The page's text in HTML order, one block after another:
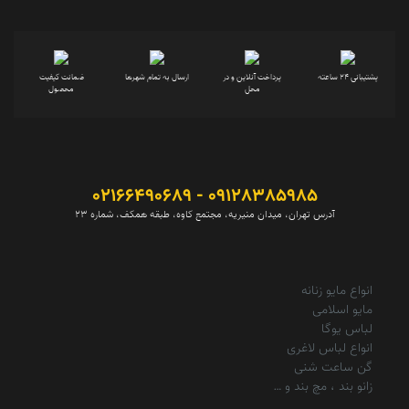
پشتیبانی 24 ساعته
پرداخت آنلاین و در
محل
ارسال به تمام شهرها
ضمانت کیفیت
محصول
09128385985 - 02166490689
آدرس تهران، میدان منیریه، مجتمع کاوه، طبقه همکف، شماره 23
انواع مایو زنانه
مایو اسلامی
لباس یوگا
انواع لباس لاغری
گن ساعت شنی
زانو بند ، مچ بند و …